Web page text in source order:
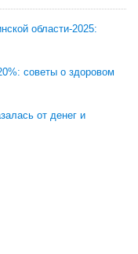
области-2025:
советы о здоровом
от денег и